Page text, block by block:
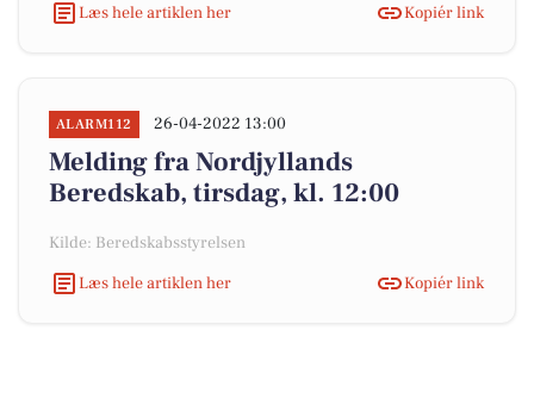
Læs hele artiklen her
Kopiér link
ALARM112 26-04-2022 13:00
Melding fra Nordjyllands
Beredskab, tirsdag, kl. 12:00
Kilde: Beredskabsstyrelsen
Læs hele artiklen her
Kopiér link